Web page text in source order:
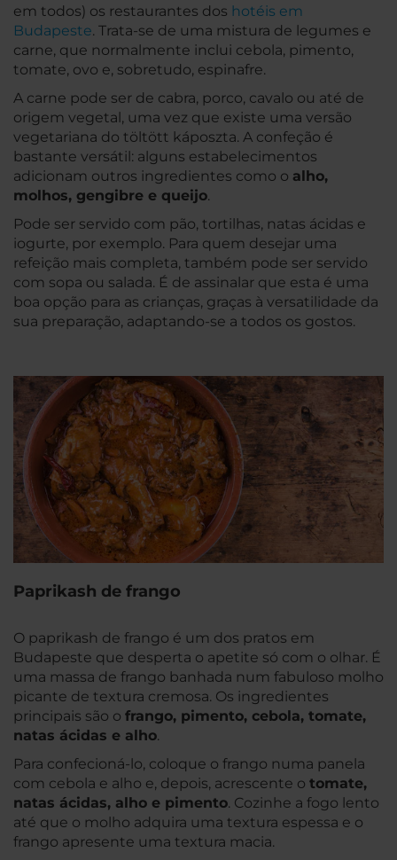
em todos) os restaurantes dos hotéis em
Budapeste. Trata-se de uma mistura de legumes e
carne, que normalmente inclui cebola, pimento,
tomate, ovo e, sobretudo, espinafre.
A carne pode ser de cabra, porco, cavalo ou até de
origem vegetal, uma vez que existe uma versão
vegetariana do töltött káposzta. A confeção é
bastante versátil: alguns estabelecimentos
adicionam outros ingredientes como o alho,
molhos, gengibre e queijo.
Pode ser servido com pão, tortilhas, natas ácidas e
iogurte, por exemplo. Para quem desejar uma
refeição mais completa, também pode ser servido
com sopa ou salada. É de assinalar que esta é uma
boa opção para as crianças, graças à versatilidade da
sua preparação, adaptando-se a todos os gostos.
Paprikash de frango
O paprikash de frango é um dos pratos em
Budapeste que desperta o apetite só com o olhar. É
uma massa de frango banhada num fabuloso molho
picante de textura cremosa. Os ingredientes
principais são o frango, pimento, cebola, tomate,
natas ácidas e alho.
Para confecioná-lo, coloque o frango numa panela
com cebola e alho e, depois, acrescente o tomate,
natas ácidas, alho e pimento. Cozinhe a fogo lento
até que o molho adquira uma textura espessa e o
frango apresente uma textura macia.